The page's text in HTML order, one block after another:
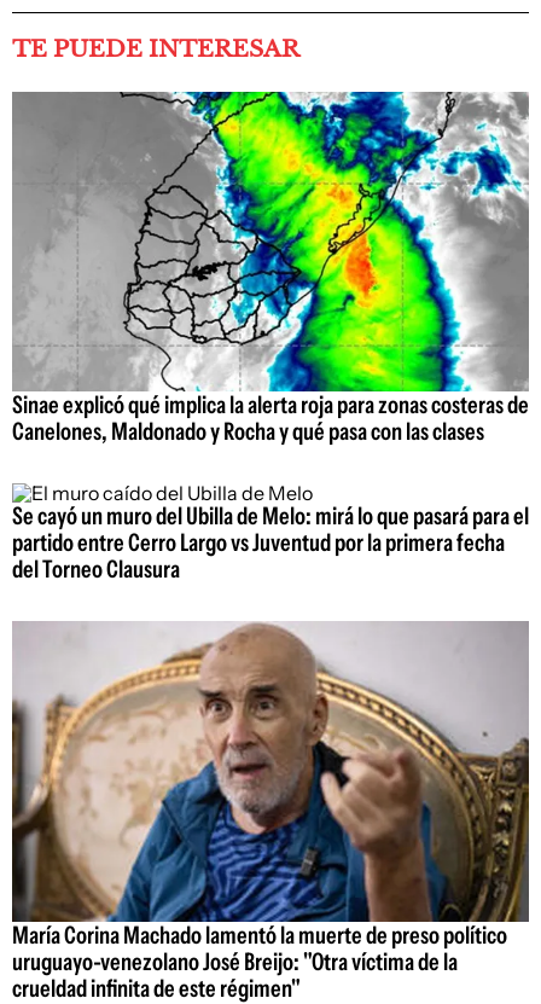
TE PUEDE INTERESAR
Sinae explicó qué implica la alerta roja para zonas costeras de
Canelones, Maldonado y Rocha y qué pasa con las clases
Se cayó un muro del Ubilla de Melo: mirá lo que pasará para el
partido entre Cerro Largo vs Juventud por la primera fecha
del Torneo Clausura
María Corina Machado lamentó la muerte de preso político
uruguayo-venezolano José Breijo: "Otra víctima de la
crueldad infinita de este régimen"